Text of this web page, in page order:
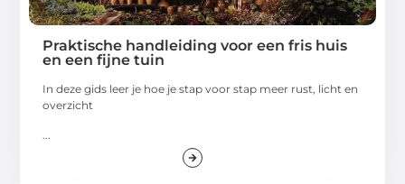
Praktische handleiding voor een fris huis
en een fijne tuin
In deze gids leer je hoe je stap voor stap meer rust, licht en
overzicht